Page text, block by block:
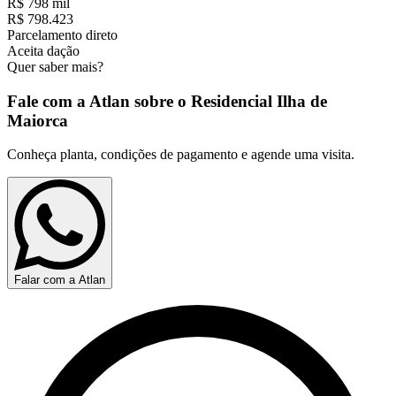
R$ 798.423
Parcelamento direto
Aceita dação
Quer saber mais?
Fale com a Atlan sobre o Residencial Ilha de
Maiorca
Conheça planta, condições de pagamento e agende uma visita.
Falar com a Atlan